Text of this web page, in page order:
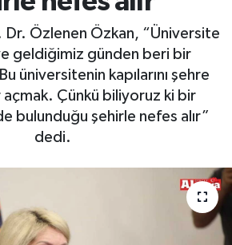
Özlenen Özkan, “Üniversite
geldiğimiz günden beri bir
üniversitenin kapılarını şehre
açmak. Çünkü biliyoruz ki bir
bulunduğu şehirle nefes alır”
dedi.
- Privacy Policy